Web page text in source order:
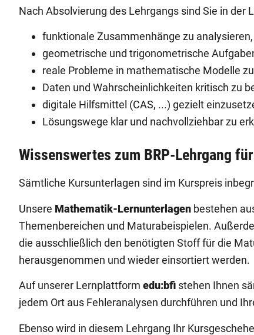
Nach Absolvierung des Lehrgangs sind Sie in der
funktionale Zusammenhänge zu
geometrische und trigonometrische
reale Probleme in mathematische Modelle
Daten und Wahrscheinlichkeiten kritisch zu
digitale Hilfsmittel (CAS, ...) gezielt
Lösungswege klar und nachvollziehbar zu
Wissenswertes zum BRP-Lehrgang
Sämtliche Kursunterlagen sind im Kurspreis
Unsere Mathematik-Lernunterlagen bestehen
Themenbereichen und Maturabeispielen.
die ausschließlich den benötigten Stoff für die
herausgenommen und wieder einsortiert werden.
Auf unserer Lernplattform edu:bfi stehen Ihnen
jedem Ort aus Fehleranalysen durchführen und
Ebenso wird in diesem Lehrgang Ihr